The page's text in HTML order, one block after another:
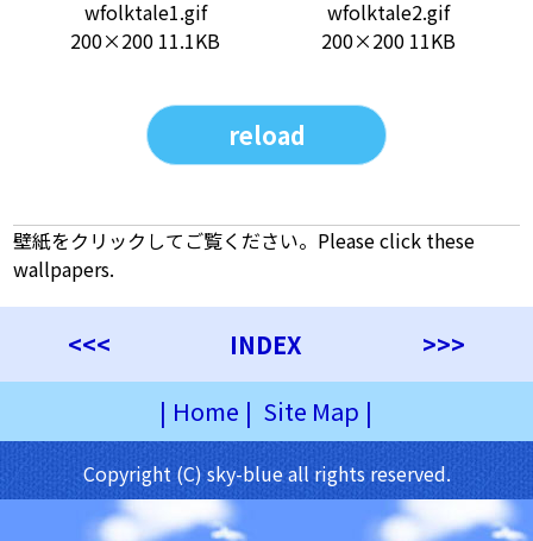
wfolktale1.gif
200×200 11.1KB
wfolktale2.gif
200×200 11KB
reload
壁紙をクリックしてご覧ください。Please click these
wallpapers.
<<< INDEX
>>>
| Home | Site Map |
Copyright (C) sky-blue all rights reserved.